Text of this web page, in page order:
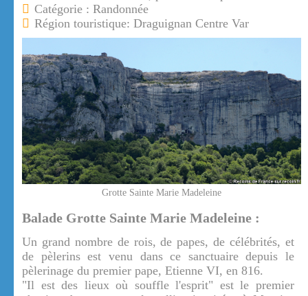
Catégorie : Randonnée
Région touristique: Draguignan Centre Var
Grotte Sainte Marie Madeleine
Balade Grotte Sainte Marie Madeleine :
Un grand nombre de rois, de papes, de célébrités, et
de pèlerins est venu dans ce sanctuaire depuis le
pèlerinage du premier pape, Etienne VI, en 816.
"Il est des lieux où souffle l'esprit" est le premier